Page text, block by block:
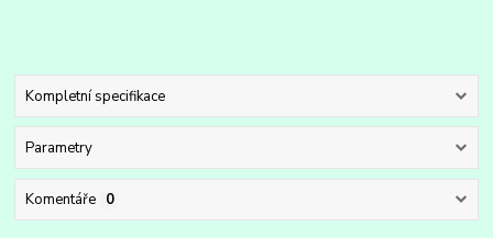
Kompletní specifikace
Parametry
Komentáře 0